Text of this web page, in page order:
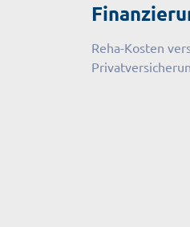
Reha-Kosten